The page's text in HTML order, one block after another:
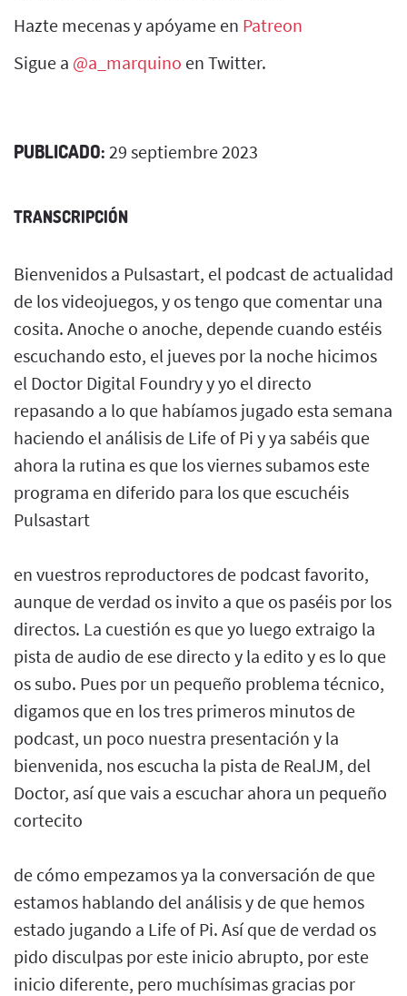
Hazte mecenas y apóyame en Patreon
Sigue a @a_marquino en Twitter.
PUBLICADO: 29 septiembre 2023
TRANSCRIPCIÓN
Bienvenidos a Pulsastart, el podcast de actualidad
de los videojuegos, y os tengo que comentar una
cosita. Anoche o anoche, depende cuando estéis
escuchando esto, el jueves por la noche hicimos
el Doctor Digital Foundry y yo el directo
repasando a lo que habíamos jugado esta semana
haciendo el análisis de Life of Pi y ya sabéis que
ahora la rutina es que los viernes subamos este
programa en diferido para los que escuchéis
Pulsastart
en vuestros reproductores de podcast favorito,
aunque de verdad os invito a que os paséis por los
directos. La cuestión es que yo luego extraigo la
pista de audio de ese directo y la edito y es lo que
os subo. Pues por un pequeño problema técnico,
digamos que en los tres primeros minutos de
podcast, un poco nuestra presentación y la
bienvenida, nos escucha la pista de RealJM, del
Doctor, así que vais a escuchar ahora un pequeño
cortecito
de cómo empezamos ya la conversación de que
estamos hablando del análisis y de que hemos
estado jugando a Life of Pi. Así que de verdad os
pido disculpas por este inicio abrupto, por este
inicio diferente, pero muchísimas gracias por